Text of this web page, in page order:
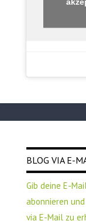
BLOG VIA E-
Gib deine E-
abonnieren
via E-Mail zu